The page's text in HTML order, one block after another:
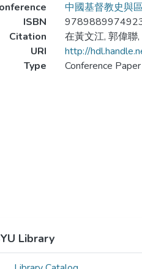
中國基督教史與
ISBN
Citation
在黃文江, 郭偉
URI
http://
Type
Conference Paper
Library